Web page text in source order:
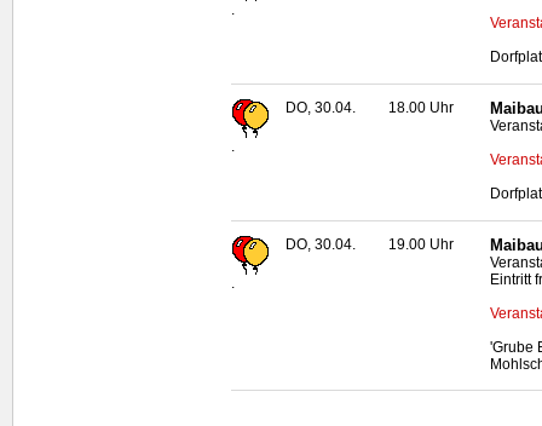
.
.
DO, 30.04. 18.00 Uhr
DO, 30.04. 19.00 Uhr
Eintritt
'Grube